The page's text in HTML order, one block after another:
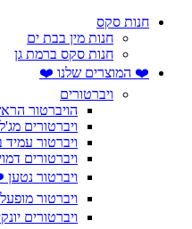
חנות סקס
חנות מין בבת ים
חנות סקס ברמת גן
❤️ המוצרים שלנו ❤️
ויברטורים
הויברטור
ויברטורים
ויברטור עמיד
ויברטורים
ויברטור
ויברטור
ויברטורים